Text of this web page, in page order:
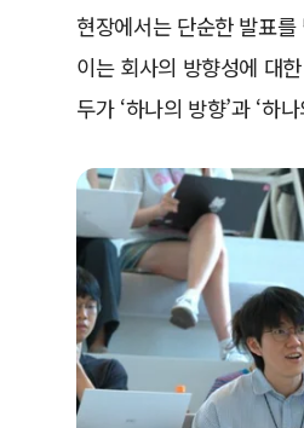
현장에서는 단순한 발표
이는 회사의 방향성에 대
두가 ‘하나의 방향’과 ‘하